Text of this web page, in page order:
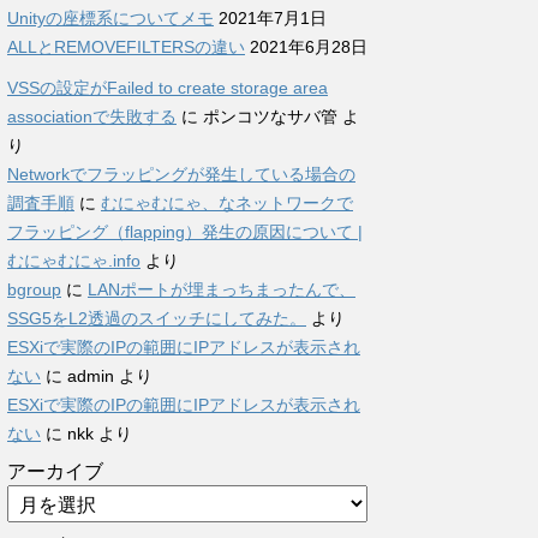
Unityの座標系についてメモ 2021年7月1日
ALLとREMOVEFILTERSの違い 2021年6月28日
VSSの設定がFailed to create storage area
associationで失敗する に ポンコツなサバ管 よ
り
Networkでフラッピングが発生している場合の
調査手順 に むにゃむにゃ、なネットワークで
フラッピング（flapping）発生の原因について |
むにゃむにゃ.info より
bgroup に LANポートが埋まっちまったんで、
SSG5をL2透過のスイッチにしてみた。
より
ESXiで実際のIPの範囲にIPアドレスが表示され
ない に admin より
ESXiで実際のIPの範囲にIPアドレスが表示され
ない に nkk より
アーカイブ